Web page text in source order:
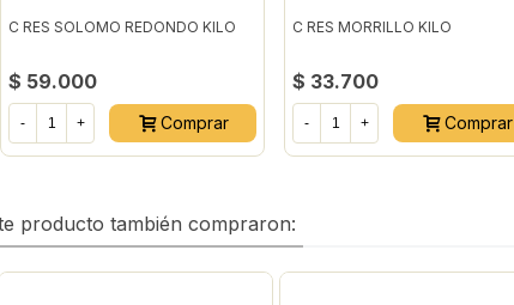
C RES SOLOMO REDONDO KILO
$ 59.000
- + Comprar
C RES MORRILLO KILO
$ 33.700
- + Comprar
producto también compraron: